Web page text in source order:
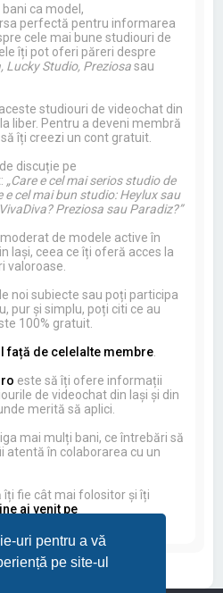
uri pentru a vă
pe site-ul
ca model,
perfectă pentru informarea
cele mai bune studiouri de
îți pot oferi păreri despre
Lucky Studio, Preziosasau
studiouri de videochat din
liber. Pentru a deveni membră
îți creezi un cont gratuit.
discuție pe
„Care e cel mai serios studio de
e cel mai bun studio: Heylux sau
Preziosa sau Paradiz?”
de modele active în
Iași, ceea ce îți oferă acces la
valoroase.
noi subiecte sau poți participa
pur și simplu, poți citi ce au
100% gratuit.
față de celelalte membre
este să îți ofere informații
de videochat din Iași și din
merită să aplici.
mai mulți bani, ce întrebări să
atentă în colaborarea cu un
îți fie cât mai folositor și îți
ai venit pe